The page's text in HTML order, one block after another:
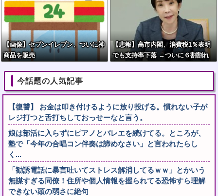
【画像】セブンイレブン、ついに神
商品を販売
【悲報】高市内閣、消費税1％表明
でも支持率下落 →ついに６割割れ
今話題の人気記事
【復讐】 お金は叩き付けるように放り投げる。慣れない子が
レジ打つと舌打ちしておっせーなと言う。
娘は部活に入らずにピアノとバレエを続けてる。ところが、
塾で「今年の合唱コン伴奏は諦めなさい」と言われたらし
く...
「勧誘電話に暴言吐いてストレス解消してるｗｗ」とかいう
無謀すぎる同僚！住所や個人情報を握られてる恐怖すら理解
できない頭の弱さに絶句